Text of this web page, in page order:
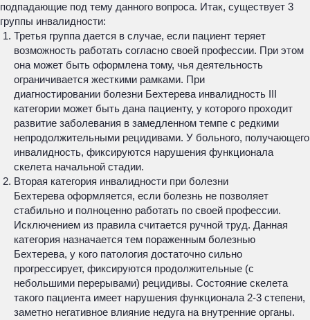
подпадающие под тему данного вопроса. Итак, существует 3
группы инвалидности:
Третья группа дается в случае, если пациент теряет
возможность работать согласно своей профессии. При этом
она может быть оформлена тому, чья деятельность
ограничивается жесткими рамками. При
диагностировании болезни Бехтерева инвалидность III
категории может быть дана пациенту, у которого проходит
развитие заболевания в замедленном темпе с редкими
непродолжительными рецидивами. У больного, получающего
инвалидность, фиксируются нарушения функционала
скелета начальной стадии.
Вторая категория инвалидности при болезни
Бехтерева оформляется, если болезнь не позволяет
стабильно и полноценно работать по своей профессии.
Исключением из правила считается ручной труд. Данная
категория назначается тем пораженным болезнью
Бехтерева, у кого патология достаточно сильно
прогрессирует, фиксируются продолжительные (с
небольшими перерывами) рецидивы. Состояние скелета
такого пациента имеет нарушения функционала 2-3 степени,
заметно негативное влияние недуга на внутренние органы.